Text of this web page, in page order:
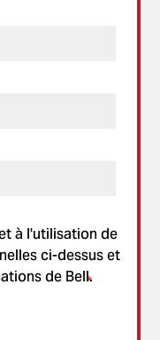
à l'utilisation de
ci-dessus et
de Bell.
*